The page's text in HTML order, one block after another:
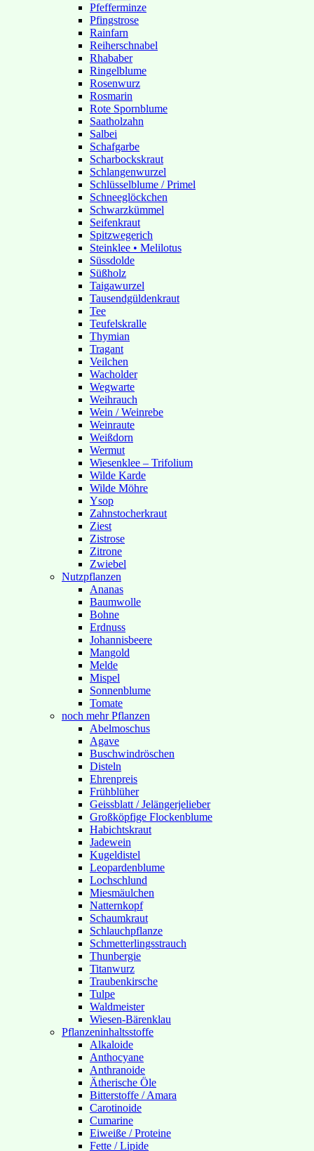
Pfefferminze
Pfingstrose
Rainfarn
Reiherschnabel
Rhababer
Ringelblume
Rosenwurz
Rosmarin
Rote Spornblume
Saatholzahn
Salbei
Schafgarbe
Scharbockskraut
Schlangenwurzel
Schlüsselblume / Primel
Schneeglöckchen
Schwarzkümmel
Seifenkraut
Spitzwegerich
Steinklee • Melilotus
Süssdolde
Süßholz
Taigawurzel
Tausendgüldenkraut
Tee
Teufelskralle
Thymian
Tragant
Veilchen
Wacholder
Wegwarte
Weihrauch
Wein / Weinrebe
Weinraute
Weißdorn
Wermut
Wiesenklee – Trifolium
Wilde Karde
Wilde Möhre
Ysop
Zahnstocherkraut
Ziest
Zistrose
Zitrone
Zwiebel
Nutzpflanzen
Ananas
Baumwolle
Bohne
Erdnuss
Johannisbeere
Mangold
Melde
Mispel
Sonnenblume
Tomate
noch mehr Pflanzen
Abelmoschus
Agave
Buschwindröschen
Disteln
Ehrenpreis
Frühblüher
Geissblatt / Jelängerjelieber
Großköpfige Flockenblume
Habichtskraut
Jadewein
Kugeldistel
Leopardenblume
Lochschlund
Miesmäulchen
Natternkopf
Schaumkraut
Schlauchpflanze
Schmetterlingsstrauch
Thunbergie
Titanwurz
Traubenkirsche
Tulpe
Waldmeister
Wiesen-Bärenklau
Pflanzeninhaltsstoffe
Alkaloide
Anthocyane
Anthranoide
Ätherische Öle
Bitterstoffe / Amara
Carotinoide
Cumarine
Eiweiße / Proteine
Fette / Lipide